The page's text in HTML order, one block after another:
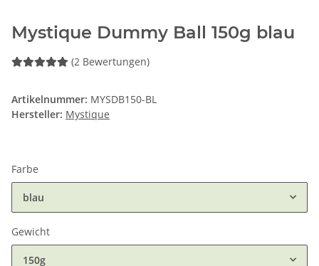
Mystique Dummy Ball 150g blau
(2 Bewertungen)
Artikelnummer: MYSDB150-BL
Hersteller: Mystique
Farbe
blau
Gewicht
150g